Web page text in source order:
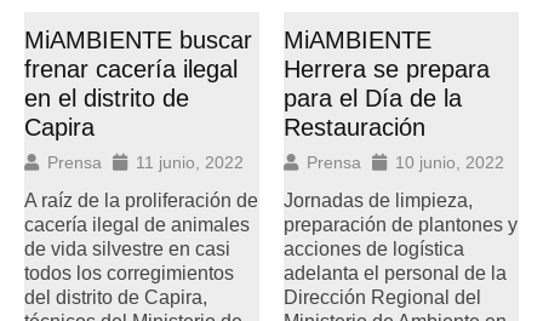
MiAMBIENTE buscar
frenar cacería ilegal
en el distrito de
Capira
Prensa 11 junio, 2022
A raíz de la proliferación de
cacería ilegal de animales
de vida silvestre en casi
todos los corregimientos
del distrito de Capira,
MiAMBIENTE
Herrera se prepara
para el Día de la
Restauración
Prensa 10 junio, 2022
Jornadas de limpieza,
preparación de plantones y
acciones de logística
adelanta el personal de la
Dirección Regional del